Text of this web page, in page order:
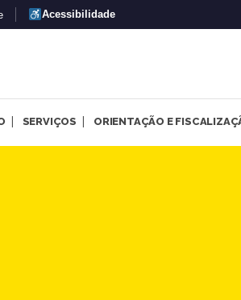
Acessibilidade
SERVIÇOS ORIENTAÇÃO E
à tragédia